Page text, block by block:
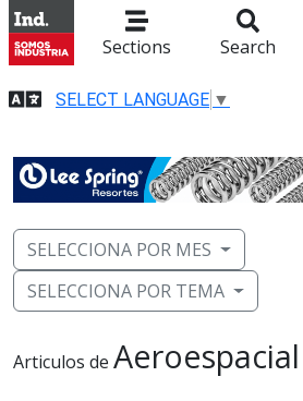
Sections Search
SELECT LANGUAGE ▼
SELECCIONA POR MES
SELECCIONA POR TEMA
Articulos de Aeroespacial